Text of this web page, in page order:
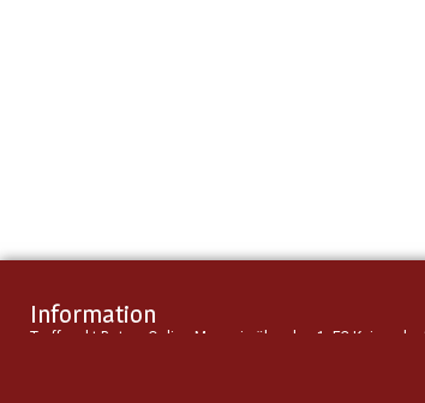
Information
Treffpunkt Betze: Online-Magazin über den 1. FC